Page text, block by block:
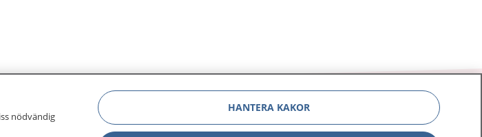
nödvändig
HANTERA KAKOR